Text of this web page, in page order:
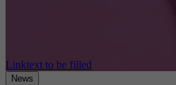
Linktext to be filled
News